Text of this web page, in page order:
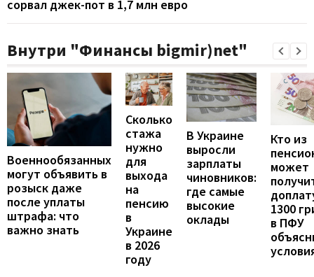
сорвал джек-пот в 1,7 млн евро
Внутри "Финансы bigmir)net"
Военнообязанных
могут объявить в
розыск даже
после уплаты
штрафа: что
важно знать
Сколько
стажа
нужно
для
выхода
на
пенсию
в
Украине
в 2026
году
В Украине
выросли
зарплаты
чиновников:
где самые
высокие
оклады
Кто из
может
1300
в ПФУ